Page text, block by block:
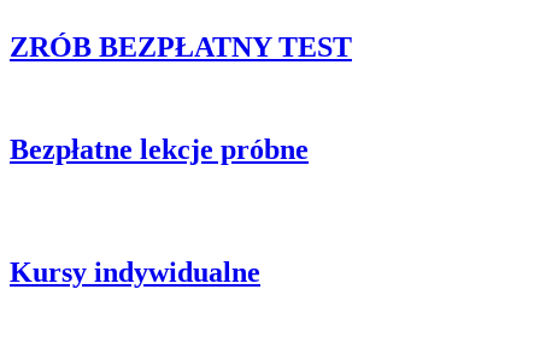
ZRÓB BEZPŁATNY TEST
Bezpłatne lekcje próbne
Kursy indywidualne